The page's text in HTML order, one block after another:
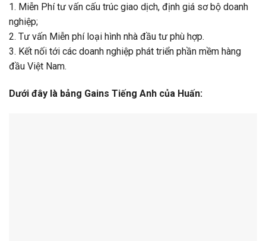
1. Miễn Phí tư vấn cấu trúc giao dịch, định giá sơ bộ doanh
nghiệp;
2. Tư vấn Miễn phí loại hình nhà đầu tư phù hợp.
3. Kết nối tới các doanh nghiệp phát triển phần mềm hàng
đầu Việt Nam.
Dưới đây là bảng Gains Tiếng Anh của Huấn: